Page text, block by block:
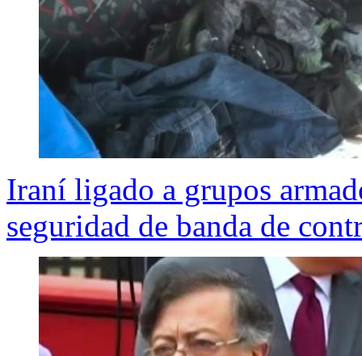
Iraní ligado a grupos
seguridad de banda de